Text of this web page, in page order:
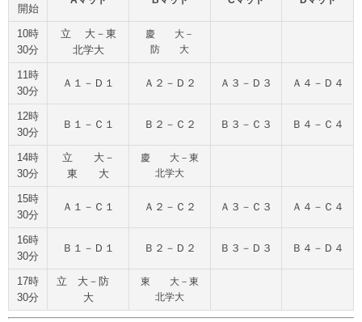
開始
10時
30分
立 大－東
北学大
慶 大－
防 大
11時
30分
Ａ１－Ｄ１ Ａ２－Ｄ２ Ａ３－Ｄ３ Ａ４－Ｄ４
12時
30分
Ｂ１－Ｃ１ Ｂ２－Ｃ２ Ｂ３－Ｃ３ Ｂ４－Ｃ４
14時
30分
立 大－
東 大
慶 大－東
北学大
15時
30分
Ａ１－Ｃ１ Ａ２－Ｃ２ Ａ３－Ｃ３ Ａ４－Ｃ４
16時
30分
Ｂ１－Ｄ１ Ｂ２－Ｄ２ Ｂ３－Ｄ３ Ｂ４－Ｄ４
17時
30分
立 大－防
大
東 大－東
北学大